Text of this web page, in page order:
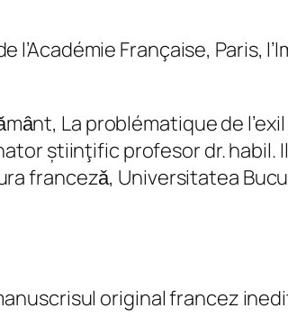
Française, Paris,
La problématique de
știinţific profesor dr. habil.
francezǎ, Universitatea
original francez